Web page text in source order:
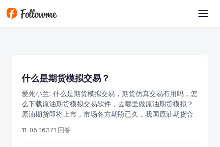
跳转到主要内容
什么是期货模拟交易？
爱死小兰: 什么是期货模拟交易，期货仿真交易有用吗，怎
么下载原油期货模拟交易软件，去哪里做原油期货模拟？
原油期货即将上市，市场各方期盼已久，我国原油期货合
理期货网上开户和期货手机开户，开户后能交易国内几十
个期货品种。我国原油期货一手1000桶，以人民币计价，
11-05 16:171 回答